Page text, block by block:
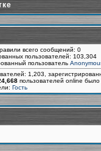
всего сообщений: 0
пользователей: 103,304
пользователь
1,203,
пользователей online
Гость